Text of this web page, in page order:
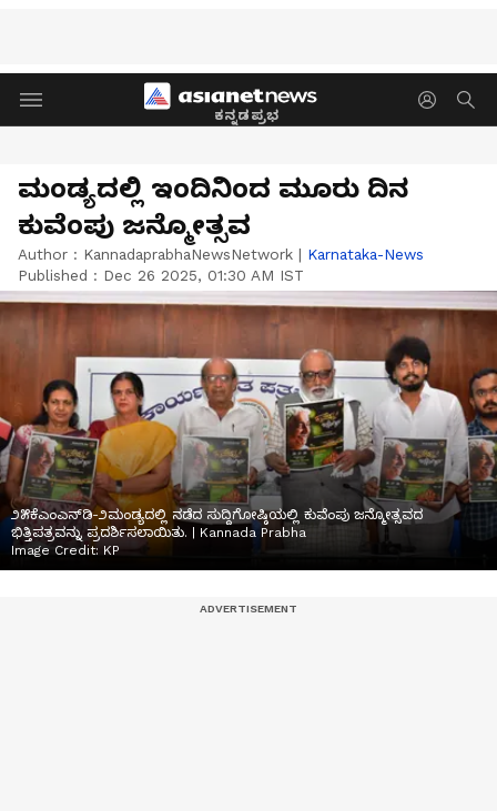
ಕನ್ನಡಪ್ರಭ
ಮಂಡ್ಯದಲ್ಲಿ ಇಂದಿನಿಂದ ಮೂರು ದಿನ
ಕುವೆಂಪು ಜನ್ಮೋತ್ಸವ
Author : KannadaprabhaNewsNetwork | Karnataka-News
Published : Dec 26 2025, 01:30 AM IST
೨೫ಕೆಎಂಎನ್‌ಡಿ-೨ಮಂಡ್ಯದಲ್ಲಿ ನಡೆದ ಸುದ್ದಿಗೋಷ್ಠಿಯಲ್ಲಿ ಕುವೆಂಪು ಜನ್ಮೋತ್ಸವದ
ಭಿತ್ತಿಪತ್ರವನ್ನು ಪ್ರದರ್ಶಿಸಲಾಯಿತು. | Kannada Prabha
Image Credit: KP